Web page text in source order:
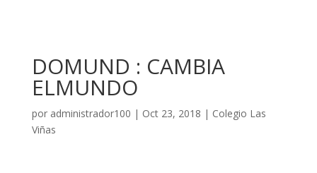
DOMUND : CAMBIA
ELMUNDO
por administrador100 | Oct 23, 2018 | Colegio Las
Viñas